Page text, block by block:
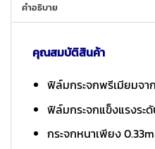
คำอธิบาย
คุณสมบัติสินค้า
ฟิล์มกระจกพรีเมียมจ
ฟิล์มกระจกแข็งแรงระ
กระจกหนาเพียง